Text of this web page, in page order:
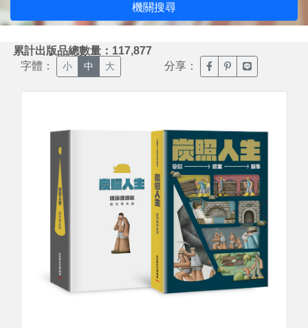
機關搜尋
累計出版品總數量：117,877
字體： 小 中 大 分享： 臉書分享(另開新視窗)
噗浪分享(另開新
Line分享(另